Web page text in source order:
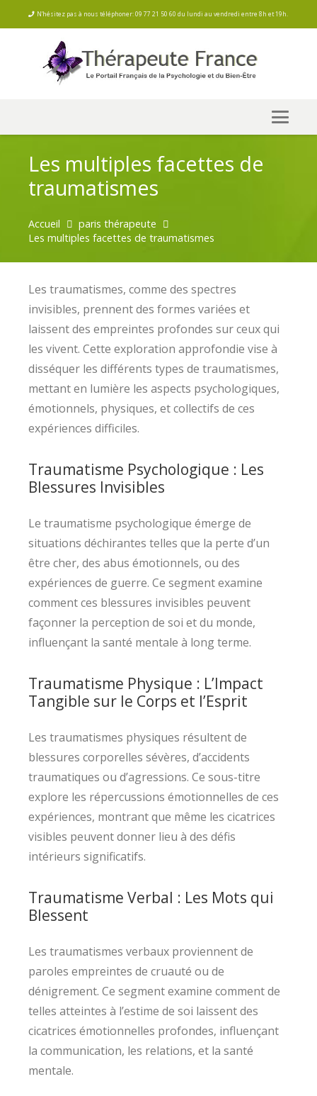
N’hésitez pas à nous téléphoner: 09 77 21 50 60 du lundi au vendredi entre 8h et 19h.
Les multiples facettes de
traumatismes
Accueil
paris thérapeute
Les multiples facettes de traumatismes
Les traumatismes, comme des spectres
invisibles, prennent des formes variées et
laissent des empreintes profondes sur ceux qui
les vivent. Cette exploration approfondie vise à
disséquer les différents types de traumatismes,
mettant en lumière les aspects psychologiques,
émotionnels, physiques, et collectifs de ces
expériences difficiles.
Traumatisme Psychologique : Les
Blessures Invisibles
Le traumatisme psychologique émerge de
situations déchirantes telles que la perte d’un
être cher, des abus émotionnels, ou des
expériences de guerre. Ce segment examine
comment ces blessures invisibles peuvent
façonner la perception de soi et du monde,
influençant la santé mentale à long terme.
Traumatisme Physique : L’Impact
Tangible sur le Corps et l’Esprit
Les traumatismes physiques résultent de
blessures corporelles sévères, d’accidents
traumatiques ou d’agressions. Ce sous-titre
explore les répercussions émotionnelles de ces
expériences, montrant que même les cicatrices
visibles peuvent donner lieu à des défis
intérieurs significatifs.
Traumatisme Verbal : Les Mots qui
Blessent
Les traumatismes verbaux proviennent de
paroles empreintes de cruauté ou de
dénigrement. Ce segment examine comment de
telles atteintes à l’estime de soi laissent des
cicatrices émotionnelles profondes, influençant
la communication, les relations, et la santé
mentale.